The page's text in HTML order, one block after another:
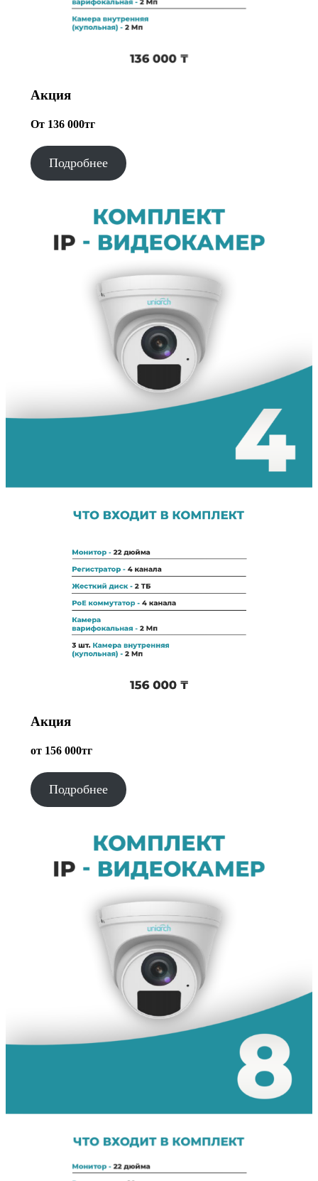
Акция
От 136 000тг
Подробнее
Акция
от 156 000тг
Подробнее